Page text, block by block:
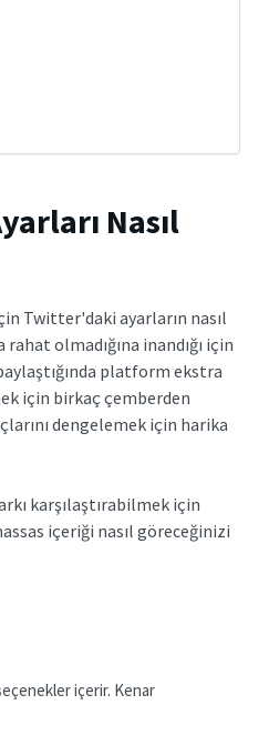
Nasıl
Twitter'daki ayarların nasıl
olmadığına inandığı için
platform ekstra
için birkaç çemberden
dengelemek için harika
karşılaştırabilmek için
içeriği nasıl göreceğinizi
içerir. Kenar